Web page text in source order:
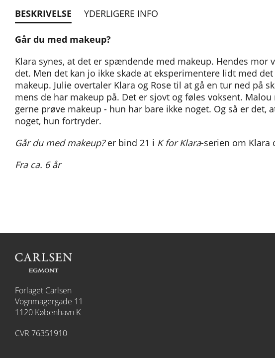
BESKRIVELSE YDERLIGERE INFO
Går du med makeup?
Klara synes, at det er spændende med makeup. Hendes mor
det. Men det kan jo ikke skade at eksperimentere lidt med
makeup. Julie overtaler Klara og Rose til at gå en tur ned på
mens de har makeup på. Det er sjovt og føles voksent.
gerne prøve makeup - hun har bare ikke noget. Og så er det,
noget, hun fortryder.
Går du med makeup?er bind 21 i K for Klara-serien om Klara
Fra ca. 6 år
Forlaget Carlsen
Vognmagergade 11
1120 København K
CVR 76351910